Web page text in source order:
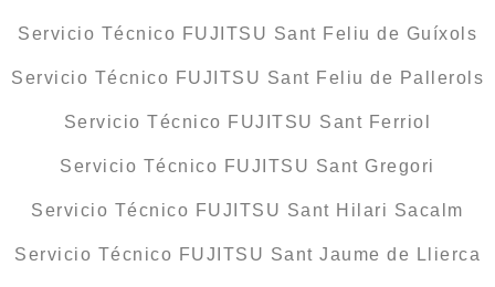
Servicio Técnico FUJITSU Sant Feliu de Guíxols
Servicio Técnico FUJITSU Sant Feliu de Pallerols
Servicio Técnico FUJITSU Sant Ferriol
Servicio Técnico FUJITSU Sant Gregori
Servicio Técnico FUJITSU Sant Hilari Sacalm
Servicio Técnico FUJITSU Sant Jaume de Llierca